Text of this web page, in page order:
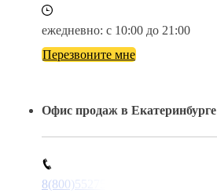
ежедневно: с 10:00 до 21:00
Перезвоните мне
Офис продаж в Екатеринбурге
8(800)5527584